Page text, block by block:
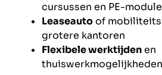
cursussen en PE-
Leaseautoof
grotere kantoren
Flexibele werktijdenen
thuiswerkmogelijkheden